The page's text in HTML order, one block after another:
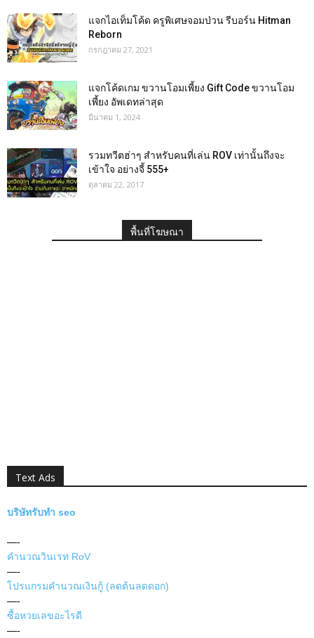
แจกไอเท็มโค้ด ครูพิเศษจอมป่วน รีบอร์น Hitman
Reborn
กรกฎาคม 27, 2021
แจกโค้ดเกม ขวานโอมเพี้ยง Gift Code ขวานโอม
เพี้ยง อัพเดทล่าสุด
มีนาคม 1, 2024
รวมทวีตฮ่าๆ สำหรับคนที่เล่น ROV เท่านั้นถึงจะ
เข้าใจ อย่างจี้ 555+
ตุลาคม 22, 2017
พื้นที่โฆษณา
Text Ads
บริษัทรับทำ seo
—-
คำนวณวินเรท RoV
—-
โปรแกรมคำนวณเงินกู้ (ลดต้นลดดอก)
—-
ซื้อหวยเลขอะไรดี
—-